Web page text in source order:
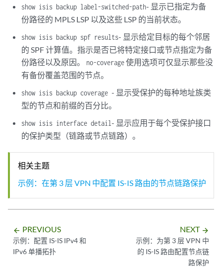
show isis backup label-switched-path- 显示已指定为备
份路径的 MPLS LSP 以及这些 LSP 的当前状态。
show isis backup spf results- 显示给定目标的每个邻居
的 SPF 计算值。指示是否已将特定接口或节点指定为备
份路径以及原因。 no-coverage使用选项可仅显示那些没
有备份覆盖范围的节点。
show isis backup coverage- 显示受保护的每种地址族类
型的节点和前缀的百分比。
show isis interface detail- 显示应用于每个受保护接口
的保护类型（链路或节点链路）。
相关主题
示例：在第 3 层 VPN 中配置 IS-IS 路由的节点链路保护
arrow_backward PREVIOUS
示例：配置 IS-IS IPv4 和
IPv6 单播拓扑
NEXT arrow_forward
示例：为第 3 层 VPN 中
的 IS-IS 路由配置节点链
路保护